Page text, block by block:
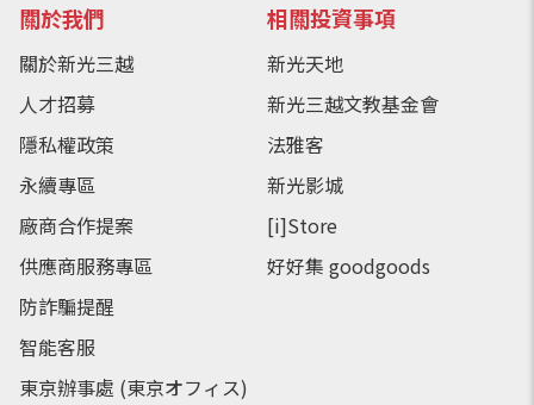
關於我們
關於新光三越
人才招募
隱私權政策
永續專區
廠商合作提案
供應商服務專區
防詐騙提醒
智能客服
東京辦事處 (東京オフィス)
相關投資事項
新光天地
新光三越文教基金會
法雅客
新光影城
[i]Store
好好集 goodgoods